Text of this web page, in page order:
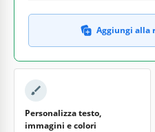
Aggiungi alla
Personalizza testo,
immagini e colori